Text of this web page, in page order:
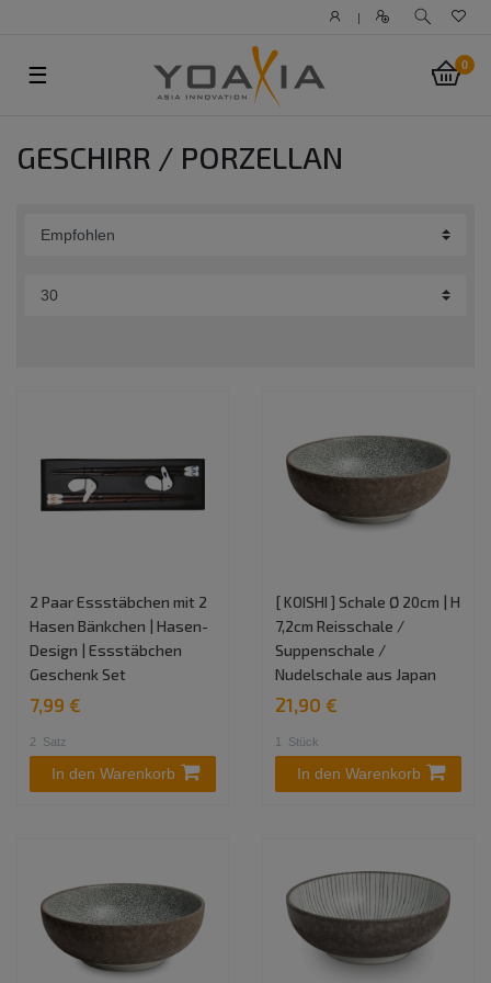
|
0
☰
GESCHIRR / PORZELLAN
2 Paar Essstäbchen mit 2
Hasen Bänkchen | Hasen-
Design | Essstäbchen
Geschenk Set
7,99 €
2 Satz
In den Warenkorb
[ KOISHI ] Schale Ø 20cm | H
7,2cm Reisschale /
Suppenschale /
Nudelschale aus Japan
21,90 €
1 Stück
In den Warenkorb